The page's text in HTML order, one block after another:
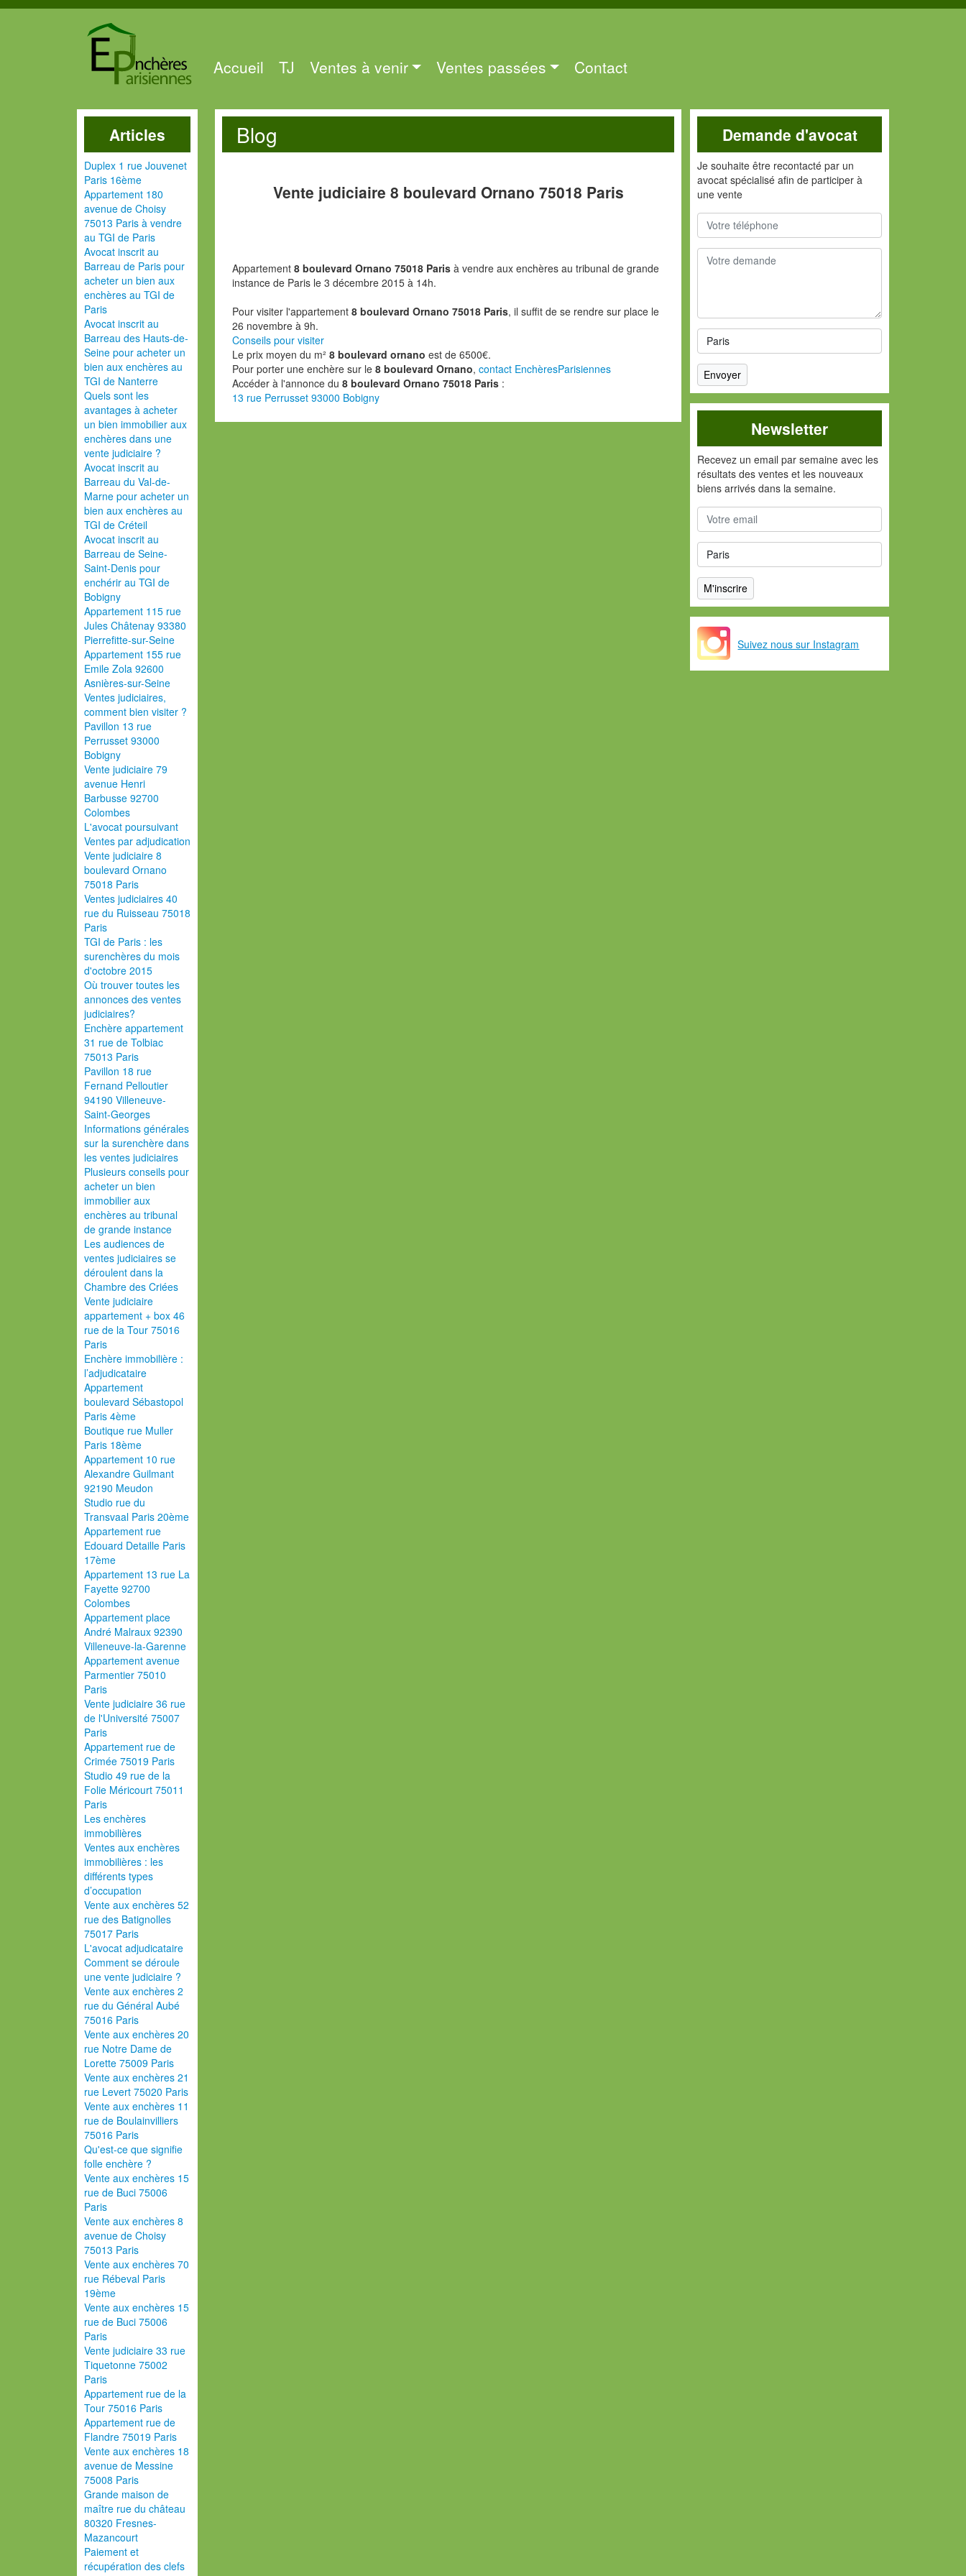
Accueil TJ Ventes à venir Ventes passées Contact
Articles
Duplex 1 rue Jouvenet
Paris 16ème
Appartement 180
avenue de Choisy
75013 Paris à vendre
au TGI de Paris
Avocat inscrit au
Barreau de Paris pour
acheter un bien aux
enchères au TGI de
Paris
Avocat inscrit au
Barreau des Hauts-de-
Seine pour acheter un
bien aux enchères au
TGI de Nanterre
Quels sont les
avantages à acheter
un bien immobilier aux
enchères dans une
vente judiciaire ?
Avocat inscrit au
Barreau du Val-de-
Marne pour acheter un
bien aux enchères au
TGI de Créteil
Avocat inscrit au
Barreau de Seine-
Saint-Denis pour
enchérir au TGI de
Bobigny
Appartement 115 rue
Jules Châtenay 93380
Pierrefitte-sur-Seine
Appartement 155 rue
Emile Zola 92600
Asnières-sur-Seine
Ventes judiciaires,
comment bien visiter ?
Pavillon 13 rue
Perrusset 93000
Bobigny
Vente judiciaire 79
avenue Henri
Barbusse 92700
Colombes
L'avocat poursuivant
Ventes par adjudication
Vente judiciaire 8
boulevard Ornano
75018 Paris
Ventes judiciaires 40
rue du Ruisseau 75018
Paris
TGI de Paris : les
surenchères du mois
d'octobre 2015
Où trouver toutes les
annonces des ventes
judiciaires?
Enchère appartement
31 rue de Tolbiac
75013 Paris
Pavillon 18 rue
Fernand Pelloutier
94190 Villeneuve-
Saint-Georges
Informations générales
sur la surenchère dans
les ventes judiciaires
Plusieurs conseils pour
acheter un bien
immobilier aux
enchères au tribunal
de grande instance
Les audiences de
ventes judiciaires se
déroulent dans la
Chambre des Criées
Vente judiciaire
appartement + box 46
rue de la Tour 75016
Paris
Enchère immobilière :
l’adjudicataire
Appartement
boulevard Sébastopol
Paris 4ème
Boutique rue Muller
Paris 18ème
Appartement 10 rue
Alexandre Guilmant
92190 Meudon
Studio rue du
Transvaal Paris 20ème
Appartement rue
Edouard Detaille Paris
17ème
Appartement 13 rue La
Fayette 92700
Colombes
Appartement place
André Malraux 92390
Villeneuve-la-Garenne
Appartement avenue
Parmentier 75010
Paris
Vente judiciaire 36 rue
de l'Université 75007
Paris
Appartement rue de
Crimée 75019 Paris
Studio 49 rue de la
Folie Méricourt 75011
Paris
Les enchères
immobilières
Ventes aux enchères
immobilières : les
différents types
d’occupation
Vente aux enchères 52
rue des Batignolles
75017 Paris
L'avocat adjudicataire
Comment se déroule
une vente judiciaire ?
Vente aux enchères 2
rue du Général Aubé
75016 Paris
Vente aux enchères 20
rue Notre Dame de
Lorette 75009 Paris
Vente aux enchères 21
rue Levert 75020 Paris
Vente aux enchères 11
rue de Boulainvilliers
75016 Paris
Qu'est-ce que signifie
folle enchère ?
Vente aux enchères 15
rue de Buci 75006
Paris
Vente aux enchères 8
avenue de Choisy
75013 Paris
Vente aux enchères 70
rue Rébeval Paris
19ème
Vente aux enchères 15
rue de Buci 75006
Paris
Vente judiciaire 33 rue
Tiquetonne 75002
Paris
Appartement rue de la
Tour 75016 Paris
Appartement rue de
Flandre 75019 Paris
Vente aux enchères 18
avenue de Messine
75008 Paris
Grande maison de
maître rue du château
80320 Fresnes-
Mazancourt
Paiement et
récupération des clefs
Blog
Vente judiciaire 8 boulevard Ornano 75018 Paris
Appartement8 boulevard Ornano 75018 Paris à vendre aux enchères au tribunal de grande
instance de Paris le 3 décembre 2015 à 14h.
Pour visiter l'appartement8 boulevard Ornano 75018 Paris, il suffit de se rendre sur place le
26 novembre à 9h.
Conseils pour visiter
Le prix moyen du m²8 boulevard ornano est de 6500€.
Pour porter une enchère sur le8 boulevard Ornano,contact EnchèresParisiennes
Accéder à l'annonce du8 boulevard Ornano 75018 Paris :
13 rue Perrusset 93000 Bobigny
Demande d'avocat
Je souhaite être recontacté par un
avocat spécialisé afin de participer à
une vente
Newsletter
Recevez un email par semaine avec les
résultats des ventes et les nouveaux
biens arrivés dans la semaine.
Suivez nous sur Instagram